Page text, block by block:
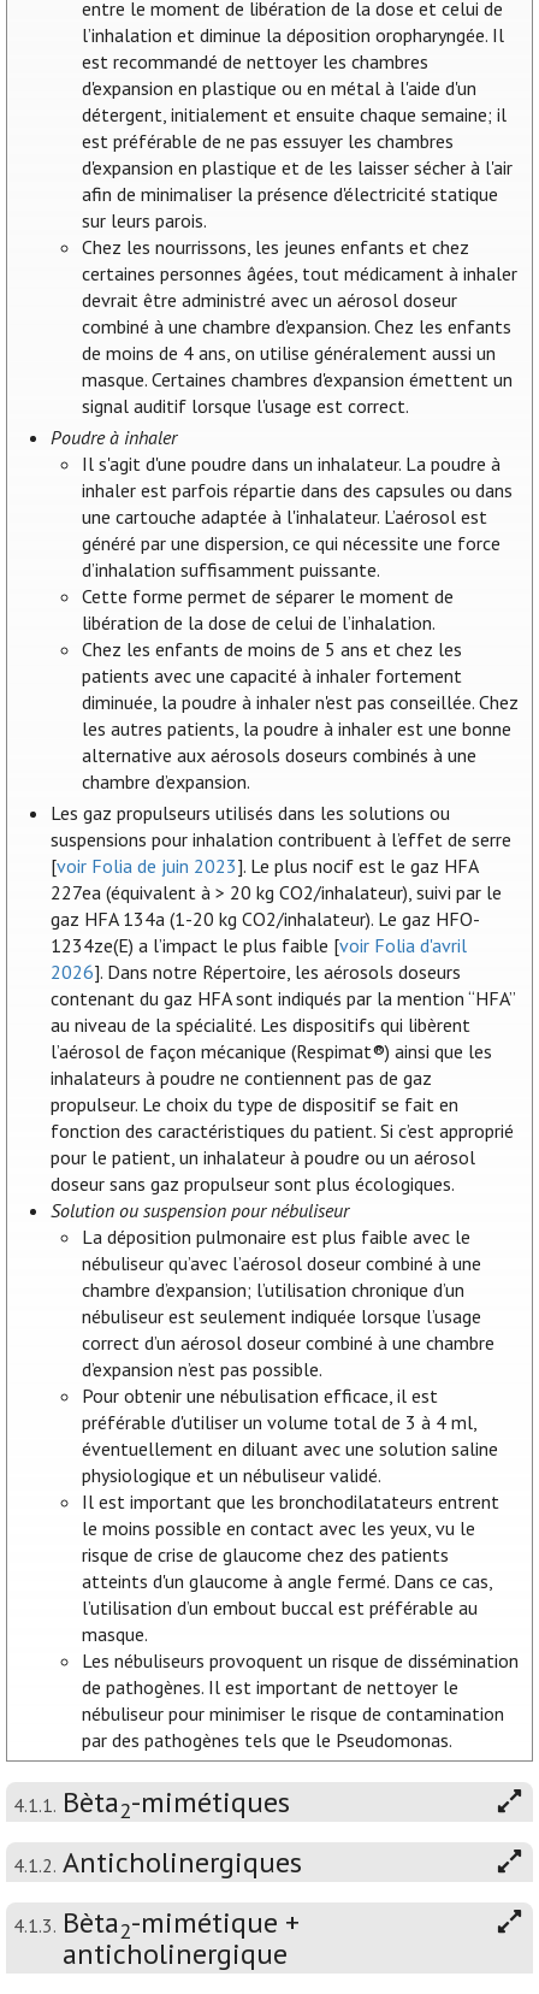
entre le moment de libération de la dose et celui de
l’inhalation et diminue la déposition oropharyngée. Il
est recommandé de nettoyer les chambres
d'expansion en plastique ou en métal à l'aide d'un
détergent, initialement et ensuite chaque semaine; il
est préférable de ne pas essuyer les chambres
d'expansion en plastique et de les laisser sécher à l'air
afin de minimaliser la présence d'électricité statique
sur leurs parois.
Chez les nourrissons, les jeunes enfants et chez
certaines personnes âgées, tout médicament à inhaler
devrait être administré avec un aérosol doseur
combiné à une chambre d'expansion. Chez les enfants
de moins de 4 ans, on utilise généralement aussi un
masque. Certaines chambres d'expansion émettent un
signal auditif lorsque l'usage est correct.
Poudre à inhaler
Il s'agit d'une poudre dans un inhalateur. La poudre à
inhaler est parfois répartie dans des capsules ou dans
une cartouche adaptée à l'inhalateur. L’aérosol est
généré par une dispersion, ce qui nécessite une force
d’inhalation suffisamment puissante.
Cette forme permet de séparer le moment de
libération de la dose de celui de l’inhalation.
Chez les enfants de moins de 5 ans et chez les
patients avec une capacité à inhaler fortement
diminuée, la poudre à inhaler n'est pas conseillée. Chez
les autres patients, la poudre à inhaler est une bonne
alternative aux aérosols doseurs combinés à une
chambre d’expansion.
Les gaz propulseurs utilisés dans les solutions ou
suspensions pour inhalation contribuent à l’effet de serre
[voir Folia de juin 2023]. Le plus nocif est le gaz HFA
227ea (équivalent à > 20 kg CO2/inhalateur), suivi par le
gaz HFA 134a (1-20 kg CO2/inhalateur). Le gaz HFO-
1234ze(E) a l’impact le plus faible [voir Folia d'avril
2026]. Dans notre Répertoire, les aérosols doseurs
contenant du gaz HFA sont indiqués par la mention “HFA”
au niveau de la spécialité. Les dispositifs qui libèrent
l’aérosol de façon mécanique (Respimat®) ainsi que les
inhalateurs à poudre ne contiennent pas de gaz
propulseur. Le choix du type de dispositif se fait en
fonction des caractéristiques du patient. Si c’est approprié
pour le patient, un inhalateur à poudre ou un aérosol
doseur sans gaz propulseur sont plus écologiques.
Solution ou suspension pour nébuliseur
La déposition pulmonaire est plus faible avec le
nébuliseur qu’avec l’aérosol doseur combiné à une
chambre d’expansion; l’utilisation chronique d’un
nébuliseur est seulement indiquée lorsque l’usage
correct d’un aérosol doseur combiné à une chambre
d’expansion n’est pas possible.
Pour obtenir une nébulisation efficace, il est
préférable d'utiliser un volume total de 3 à 4 ml,
éventuellement en diluant avec une solution saline
physiologique et un nébuliseur validé.
Il est important que les bronchodilatateurs entrent
le moins possible en contact avec les yeux, vu le
risque de crise de glaucome chez des patients
atteints d'un glaucome à angle fermé. Dans ce cas,
l’utilisation d’un embout buccal est préférable au
masque.
Les nébuliseurs provoquent un risque de dissémination
de pathogènes. Il est important de nettoyer le
nébuliseur pour minimiser le risque de contamination
par des pathogènes tels que le Pseudomonas.
4.1.1. Bèta2-mimétiques
4.1.2. Anticholinergiques
4.1.3. Bèta2-mimétique +
anticholinergique